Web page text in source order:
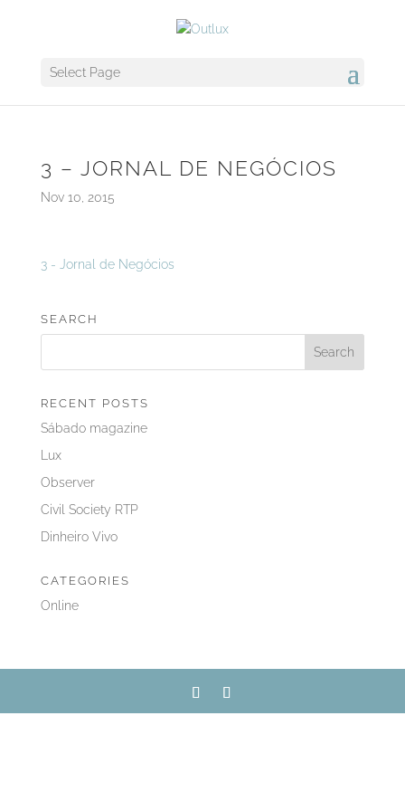
Select Page
3 – JORNAL DE NEGÓCIOS
Nov 10, 2015
3 - Jornal de Negócios
SEARCH
RECENT POSTS
Sábado magazine
Lux
Observer
Civil Society RTP
Dinheiro Vivo
CATEGORIES
Online